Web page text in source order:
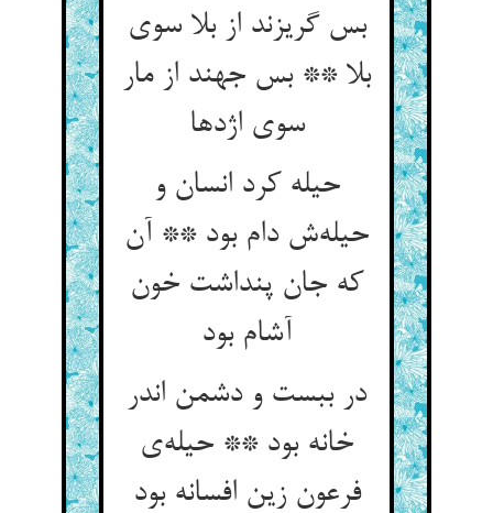
بس گریزند از بلا سوی
بلا ** بس جهند از مار
سوی اژدها
حیله کرد انسان و
حیله‌‌ش دام بود ** آن
که جان پنداشت خون
آشام بود
در ببست و دشمن اندر
خانه بود ** حیله‌‌ی
فرعون زین افسانه بود